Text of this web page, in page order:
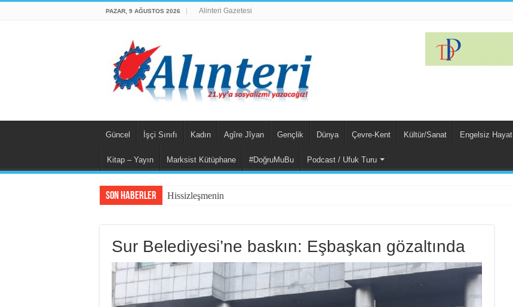
PAZAR, 9 AĞUSTOS 2026 Alinteri Gazetesi
Güncel İşçi Sınıfı Kadın Agîre Jîyan Gençlik Dünya Çevre-Kent Kültür/Sanat Engelsiz Hayat
Kitap – Yayın Marksist Kütüphane #DoğruMuBu Podcast / Ufuk Turu
Son Haberler Hissizleşmenin Anatomisi
Sur Belediyesi’ne baskın: Eşbaşkan gözaltında